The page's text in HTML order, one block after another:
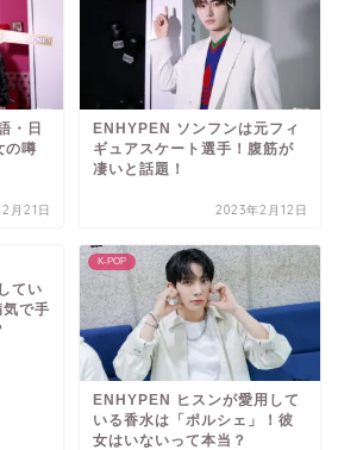
・日
の噂
月21日
ENHYPEN ソンフンは元フィ
ギュアスケート選手！腹筋が
凄いと話題！
2023年2月12日
てい
で手
K-POP
ENHYPEN ヒスンが愛用して
いる香水は「ポルシェ」！彼
女はいないって本当？